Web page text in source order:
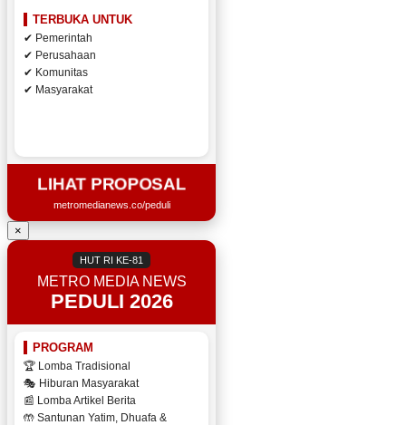
TERBUKA UNTUK
✔ Pemerintah
✔ Perusahaan
✔ Komunitas
✔ Masyarakat
LIHAT PROPOSAL
metromedianews.co/peduli
×
HUT RI KE-81
METRO MEDIA NEWS
PEDULI 2026
PROGRAM
🏆 Lomba Tradisional
🎭 Hiburan Masyarakat
📰 Lomba Artikel Berita
🤲 Santunan Yatim, Dhuafa &